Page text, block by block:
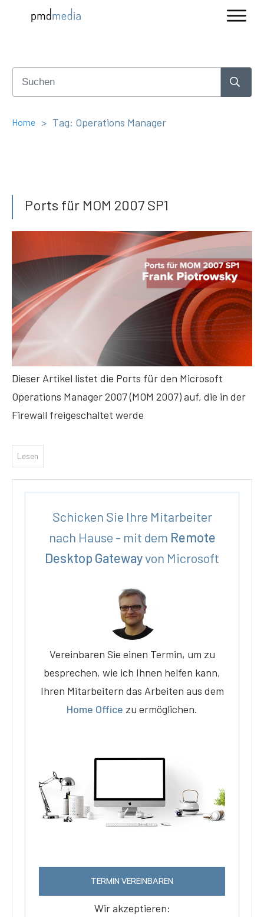
Home > Tag: Operations Manager
Ports für MOM 2007 SP1
Dieser Artikel listet die Ports für den Microsoft
Operations Manager 2007 (MOM 2007) auf, die in der
Firewall freigeschaltet werde
Lesen
Schicken Sie Ihre Mitarbeiter
nach Hause - mit dem Remote
Desktop Gatewayvon Microsoft
Vereinbaren Sie einen Termin, um zu
besprechen, wie ich Ihnen helfen kann,
Ihren Mitarbeitern das Arbeiten aus dem
Home Office zu ermöglichen.
TERMIN VEREINBAREN
Wir akzeptieren: